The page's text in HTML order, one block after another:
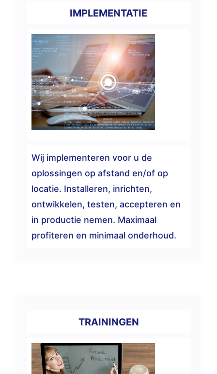
IMPLEMENTATIE
Wij implementeren voor u de
oplossingen op afstand en/of op
locatie. Installeren, inrichten,
ontwikkelen, testen, accepteren en
in productie nemen. Maximaal
profiteren en minimaal onderhoud.
TRAININGEN